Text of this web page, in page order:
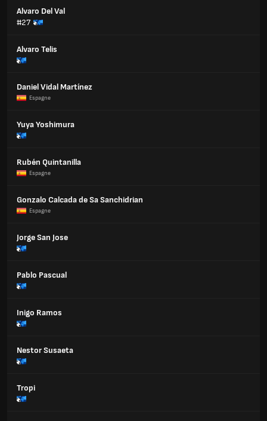
Alvaro Del Val
#27
Alvaro Telis
Daniel Vidal Martínez
Espagne
Yuya Yoshimura
Rubén Quintanilla
Espagne
Gonzalo Calcada de Sa Sanchidrian
Espagne
Jorge San Jose
Pablo Pascual
Inigo Ramos
Nestor Susaeta
Tropi